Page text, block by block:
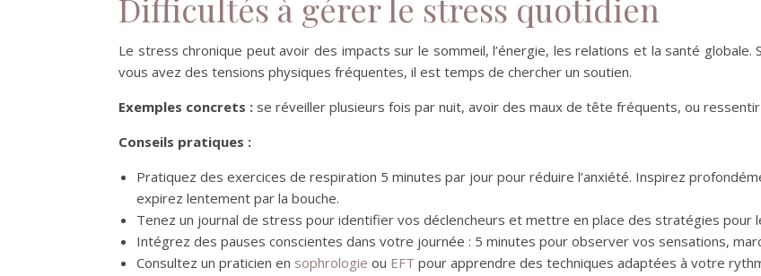
Difficultés à gérer le stress quotidien
Le stress chronique peut avoir des impacts sur le sommeil, l’énergie, les relations et la santé
vous avez des tensions physiques fréquentes, il est temps de chercher un soutien.
Exemples concrets : se réveiller plusieurs fois par nuit, avoir des maux de tête fréquents, ou
Conseils pratiques :
Pratiquez des exercices de respiration 5 minutes par jour pour réduire l’anxiété. Inspirez
expirez lentement par la bouche.
Tenez un journal de stress pour identifier vos déclencheurs et mettre en place des stratégies pour
Intégrez des pauses conscientes dans votre journée : 5 minutes pour observer vos sensations,
Consultez un praticien en sophrologie ou EFT pour apprendre des techniques adaptées à votre